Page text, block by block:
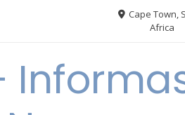
Cape Town,
Africa
–